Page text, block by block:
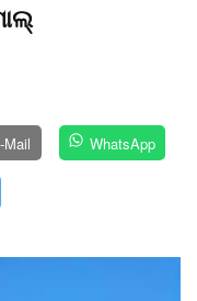
Mail WhatsApp